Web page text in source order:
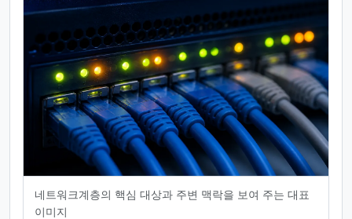
네트워크계층의 핵심 대상과 주변 맥락을 보여 주는 대표
이미지